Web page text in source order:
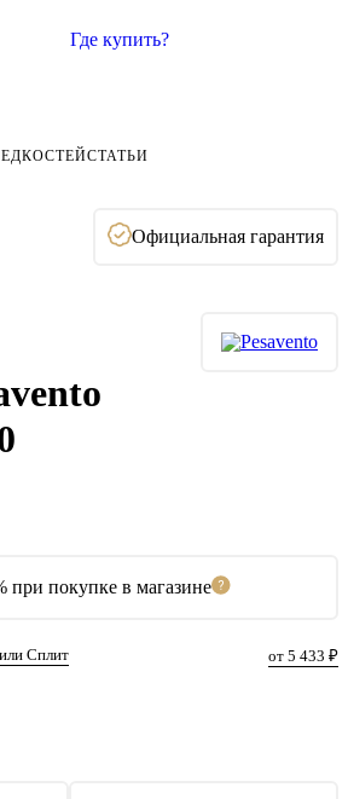
Где купить?
СТАТЬИ
Официальная гарантия
при покупке в магазине
Сплит от 5 433 ₽